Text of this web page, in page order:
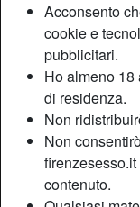
Acconsento
cookie e
pubblicitari.
Ho almeno
di residenza.
Non
Non
contenuto.